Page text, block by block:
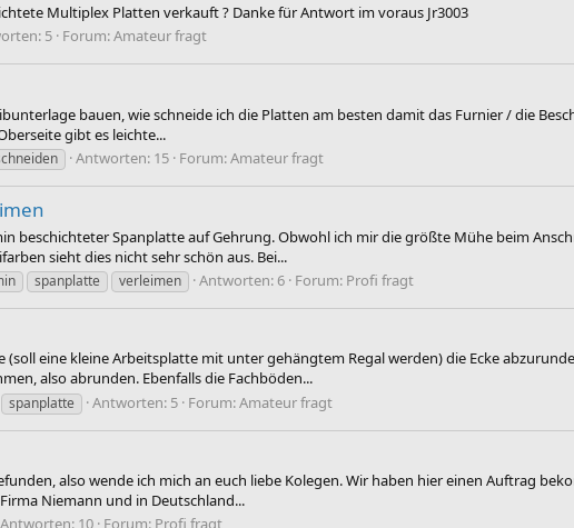
Multiplex Platten verkauft ? Danke für Antwort im voraus Jr3003
5 Forum:Amateur fragt
bauen, wie schneide ich die Platten am besten damit das Furnier / die
gibt es leichte...
Antworten: 15 Forum:Amateur fragt
beschichteter Spanplatte auf Gehrung. Obwohl ich mir die größte Mühe beim
sieht dies nicht sehr schön aus. Bei...
spanplatte verleimen Antworten: 6 Forum: Profi fragt
eine kleine Arbeitsplatte mit unter gehängtem Regal werden) die Ecke
also abrunden. Ebenfalls die Fachböden...
spanplatte Antworten: 5 Forum:Amateur fragt
also wende ich mich an euch liebe Kolegen. Wir haben hier einen Auftrag
Niemann und in Deutschland...